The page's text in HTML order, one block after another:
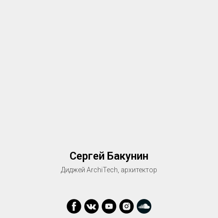
Сергей Бакунин
Диджей ArchiTech, архитектор